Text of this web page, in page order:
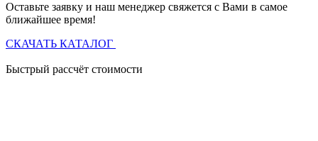
Оставьте заявку и наш менеджер свяжется с Вами в самое
ближайшее время!
СКАЧАТЬ КАТАЛОГ
Быстрый рассчёт стоимости